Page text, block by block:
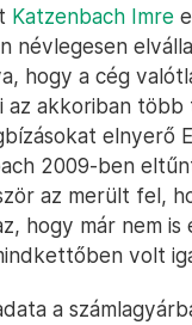
Katzenbach Imre
névlegesen
hogy a cég
az akkoriban több
elnyerő
2009-ben
az merült fel,
hogy már nem is
volt
a